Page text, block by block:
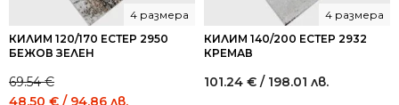
КИЛИМ 120/170 ЕСТЕР 2950
БЕЖОВ ЗЕЛЕН
4 размера
69.54€
Original
48.50 € / 94.86 лв.
КИЛИМ 140/200 ЕСТЕР 2932
КРЕМАВ
4 размера
101.24 € / 198.01 лв.